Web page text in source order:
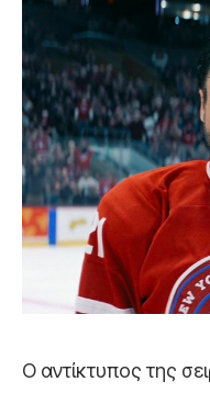
Ο αντίκτυπος της